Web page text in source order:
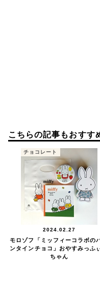
こちらの記事もおすす
チョコレート
2024.02.27
モロゾフ「ミッフィーコラボの
ンタインチョコ」おやすみっふ
ちゃん